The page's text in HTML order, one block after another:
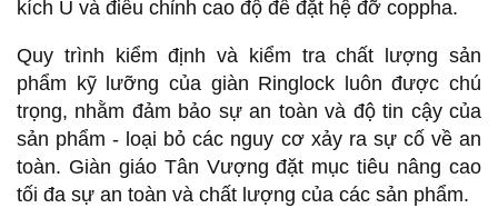
kích U và điều chỉnh cao độ để đặt hệ đỡ coppha.
Quy trình kiểm định và kiểm tra chất lượng sản
phẩm kỹ lưỡng của giàn Ringlock luôn được chú
trọng, nhằm đảm bảo sự an toàn và độ tin cậy của
sản phẩm - loại bỏ các nguy cơ xảy ra sự cố về an
toàn. Giàn giáo Tân Vượng đặt mục tiêu nâng cao
tối đa sự an toàn và chất lượng của các sản phẩm.